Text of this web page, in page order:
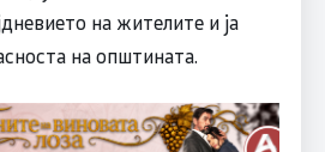
на жителите и ја
на општината.